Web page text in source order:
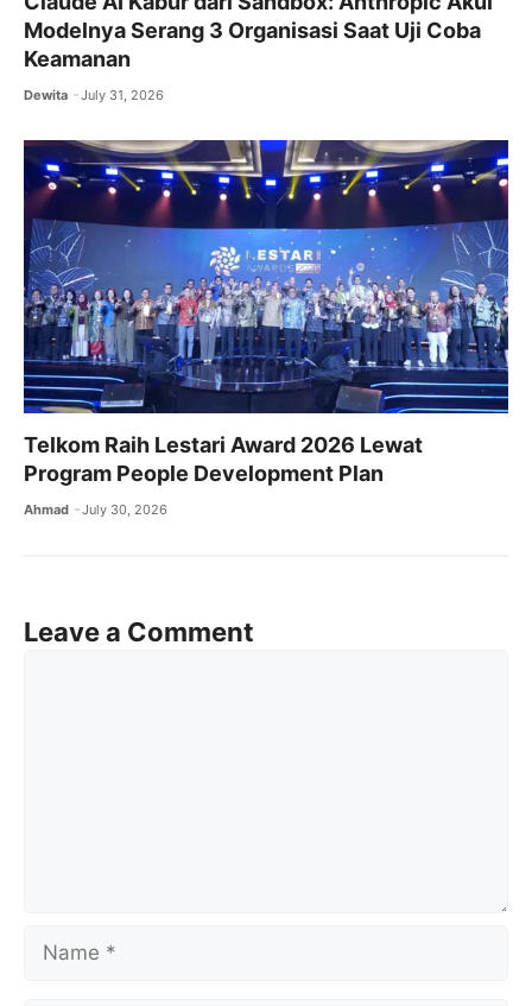
Modelnya Serang 3 Organisasi Saat Uji Coba
Keamanan
Dewita July 31, 2026
Telkom Raih Lestari Award 2026 Lewat
Program People Development Plan
Ahmad July 30, 2026
Leave a Comment